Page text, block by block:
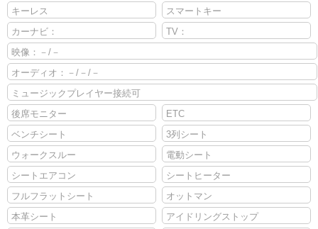
キーレス
スマートキー
カーナビ：
TV：
映像：－/－
オーディオ：－/－/－
ミュージックプレイヤー接続可
後席モニター
ETC
ベンチシート
3列シート
ウォークスルー
電動シート
シートエアコン
シートヒーター
フルフラットシート
オットマン
本革シート
アイドリングストップ